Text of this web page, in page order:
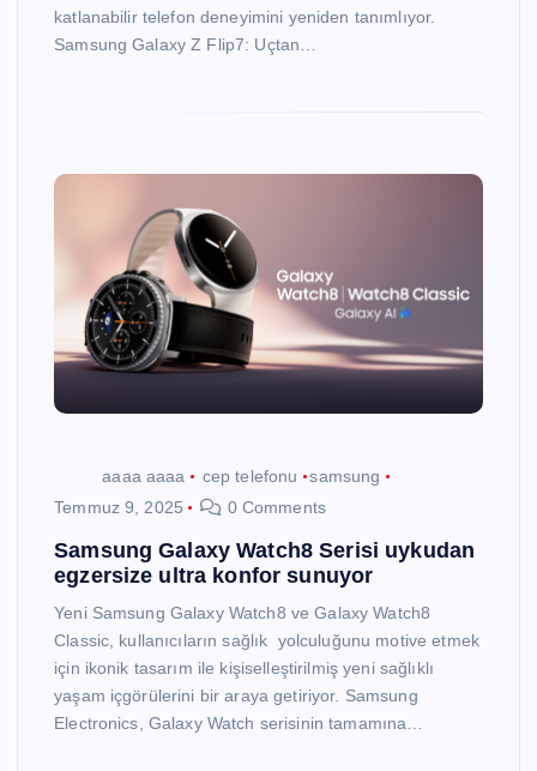
katlanabilir telefon deneyimini yeniden tanımlıyor.
Samsung Galaxy Z Flip7: Uçtan…
aaaa aaaa cep telefonu
samsung
Temmuz 9, 2025
0 Comments
Samsung Galaxy Watch8 Serisi uykudan
egzersize ultra konfor sunuyor
Yeni Samsung Galaxy Watch8 ve Galaxy Watch8
Classic, kullanıcıların sağlık yolculuğunu motive etmek
için ikonik tasarım ile kişiselleştirilmiş yeni sağlıklı
yaşam içgörülerini bir araya getiriyor. Samsung
Electronics, Galaxy Watch serisinin tamamına…